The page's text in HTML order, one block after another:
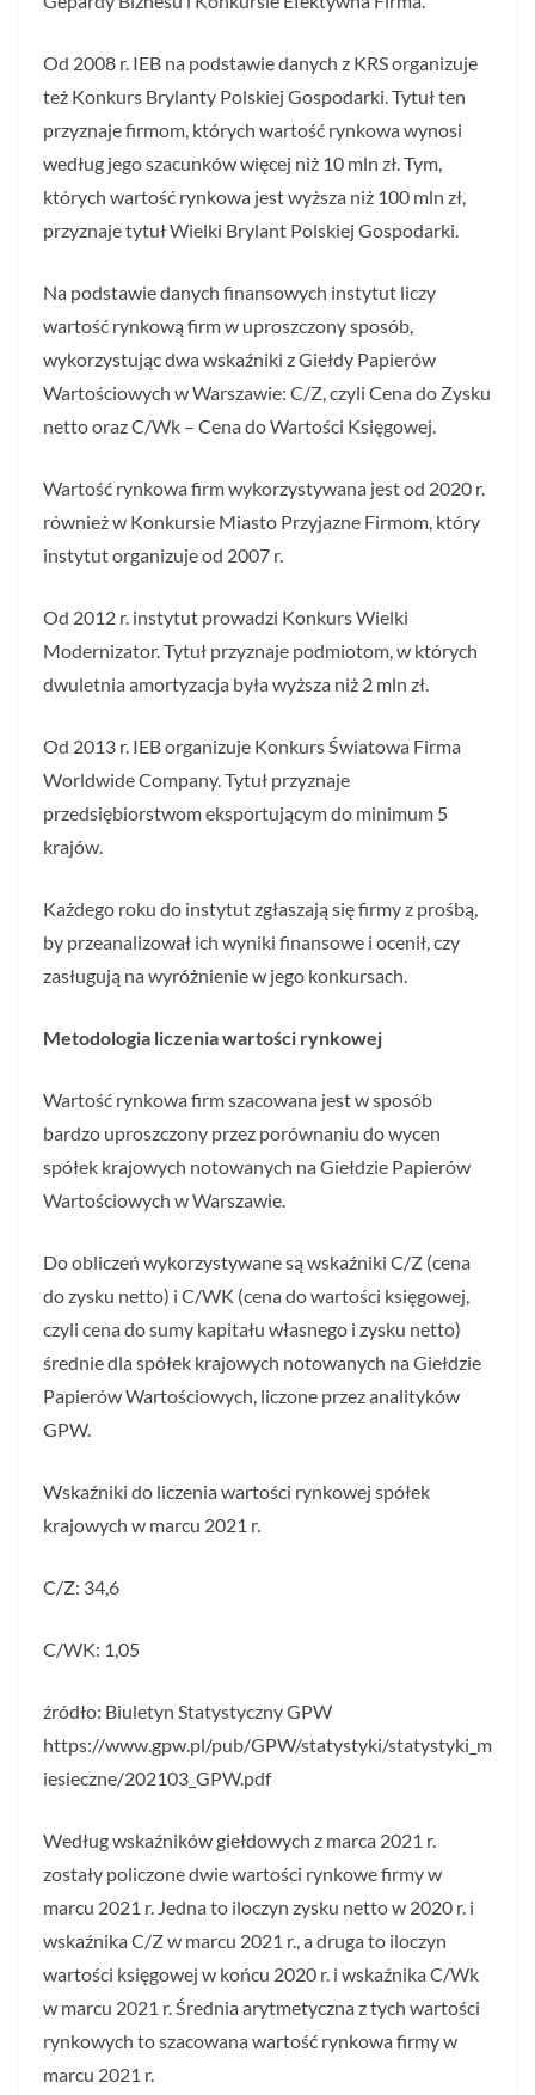
Od 2008 r. IEB na podstawie danych z KRS organizuje
też Konkurs Brylanty Polskiej Gospodarki. Tytuł ten
przyznaje firmom, których wartość rynkowa wynosi
według jego szacunków więcej niż 10 mln zł. Tym,
których wartość rynkowa jest wyższa niż 100 mln zł,
przyznaje tytuł Wielki Brylant Polskiej Gospodarki.
Na podstawie danych finansowych instytut liczy
wartość rynkową firm w uproszczony sposób,
wykorzystując dwa wskaźniki z Giełdy Papierów
Wartościowych w Warszawie: C/Z, czyli Cena do Zysku
netto oraz C/Wk – Cena do Wartości Księgowej.
Wartość rynkowa firm wykorzystywana jest od 2020 r.
również w Konkursie Miasto Przyjazne Firmom, który
instytut organizuje od 2007 r.
Od 2012 r. instytut prowadzi Konkurs Wielki
Modernizator. Tytuł przyznaje podmiotom, w których
dwuletnia amortyzacja była wyższa niż 2 mln zł.
Od 2013 r. IEB organizuje Konkurs Światowa Firma
Worldwide Company. Tytuł przyznaje
przedsiębiorstwom eksportującym do minimum 5
krajów.
Każdego roku do instytut zgłaszają się firmy z prośbą,
by przeanalizował ich wyniki finansowe i ocenił, czy
zasługują na wyróżnienie w jego konkursach.
Metodologia liczenia wartości rynkowej
Wartość rynkowa firm szacowana jest w sposób
bardzo uproszczony przez porównaniu do wycen
spółek krajowych notowanych na Giełdzie Papierów
Wartościowych w Warszawie.
Do obliczeń wykorzystywane są wskaźniki C/Z (cena
do zysku netto) i C/WK (cena do wartości księgowej,
czyli cena do sumy kapitału własnego i zysku netto)
średnie dla spółek krajowych notowanych na Giełdzie
Papierów Wartościowych, liczone przez analityków
GPW.
Wskaźniki do liczenia wartości rynkowej spółek
krajowych w marcu 2021 r.
C/Z: 34,6
C/WK: 1,05
źródło: Biuletyn Statystyczny GPW
https://www.gpw.pl/pub/GPW/statystyki/statystyki_m
iesieczne/202103_GPW.pdf
Według wskaźników giełdowych z marca 2021 r.
zostały policzone dwie wartości rynkowe firmy w
marcu 2021 r. Jedna to iloczyn zysku netto w 2020 r. i
wskaźnika C/Z w marcu 2021 r., a druga to iloczyn
wartości księgowej w końcu 2020 r. i wskaźnika C/Wk
w marcu 2021 r. Średnia arytmetyczna z tych wartości
rynkowych to szacowana wartość rynkowa firmy w
marcu 2021 r.